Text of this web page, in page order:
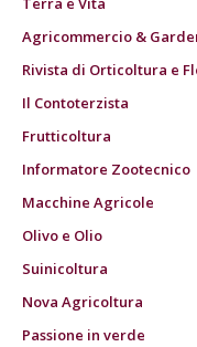
Agricommercio &
Rivista di Orticoltura e
Il Contoterzista
Frutticoltura
Informatore Zootecnico
Macchine Agricole
Olivo e Olio
Suinicoltura
Nova Agricoltura
Passione in verde